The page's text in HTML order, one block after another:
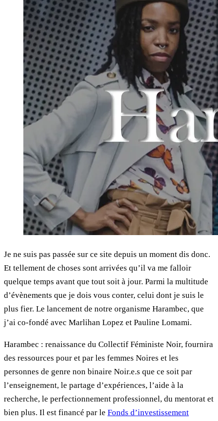
Je ne suis pas passée sur ce site depuis un moment dis donc.
Et tellement de choses sont arrivées qu’il va me falloir
quelque temps avant que tout soit à jour. Parmi la multitude
d’évènements que je dois vous conter, celui dont je suis le
plus fier. Le lancement de notre organisme Harambec, que
j’ai co-fondé avec Marlihan Lopez et Pauline Lomami.
Harambec : renaissance du Collectif Féministe Noir, fournira
des ressources pour et par les femmes Noires et les
personnes de genre non binaire Noir.e.s que ce soit par
l’enseignement, le partage d’expériences, l’aide à la
recherche, le perfectionnement professionnel, du mentorat et
bien plus. Il est financé par le Fonds d’investissement